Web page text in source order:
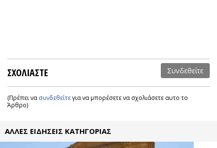
ΣΧΟΛΙΑΣΤΕ Συνδεθείτε
(Πρέπει να συνδεθείτεγια να μπορέσετε να σχολιάσετε αυτο το
Άρθρο)
ΑΛΛΕΣ ΕΙΔΗΣΕΙΣ ΚΑΤΗΓΟΡΙΑΣ